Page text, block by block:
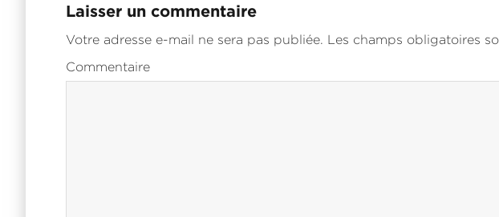
Laisser un commentaire
Votre adresse e-mail ne sera pas publiée. Les champs obligatoires
Commentaire